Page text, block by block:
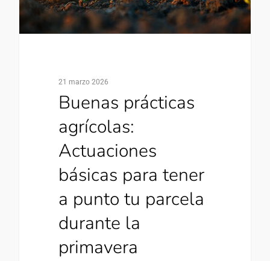
21 marzo 2026
Buenas prácticas
agrícolas:
Actuaciones
básicas para tener
a punto tu parcela
durante la
primavera